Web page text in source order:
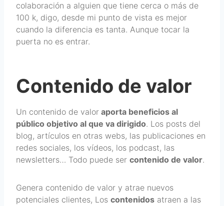
colaboración a alguien que tiene cerca o más de
100 k, digo, desde mi punto de vista es mejor
cuando la diferencia es tanta. Aunque tocar la
puerta no es entrar.
Contenido de valor
Un contenido de valor aporta beneficios al
público objetivo al que va dirigido. Los posts del
blog, artículos en otras webs, las publicaciones en
redes sociales, los vídeos, los podcast, las
newsletters… Todo puede ser contenido de valor.
Genera contenido de valor y atrae nuevos
potenciales clientes, Los contenidos atraen a las